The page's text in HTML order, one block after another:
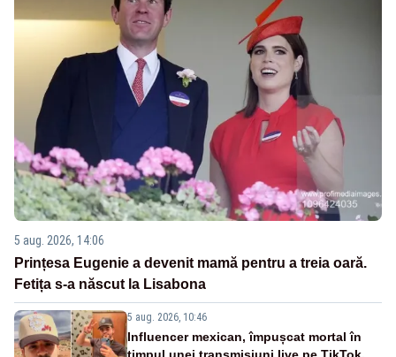
5 aug. 2026, 14:06
Prințesa Eugenie a devenit mamă pentru a treia oară.
Fetița s-a născut la Lisabona
5 aug. 2026, 10:46
Influencer mexican, împușcat mortal în
timpul unei transmisiuni live pe TikTok.